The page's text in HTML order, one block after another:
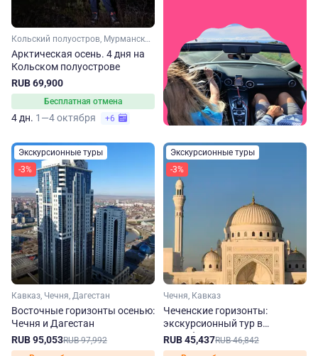
Кольский полуостров, Мурманская область, Арктика
Арктическая осень. 4 дня на
Кольском полуострове
RUB 69,900
Бесплатная отмена
4 дн. 1—4 октября +6
Экскурсионные туры
-3%
Кавказ, Чечня, Дагестан
Восточные горизонты осенью:
Чечня и Дагестан
RUB 95,053RUB 97,992
Экскурсионные туры
-3%
Чечня, Кавказ
Чеченские горизонты:
экскурсионный тур в
республику осенью
RUB 45,437RUB 46,842